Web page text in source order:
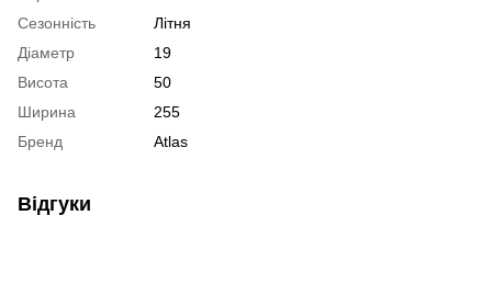
Сезонність
Літня
Діаметр
19
Висота
50
Ширина
255
Бренд
Atlas
Відгуки